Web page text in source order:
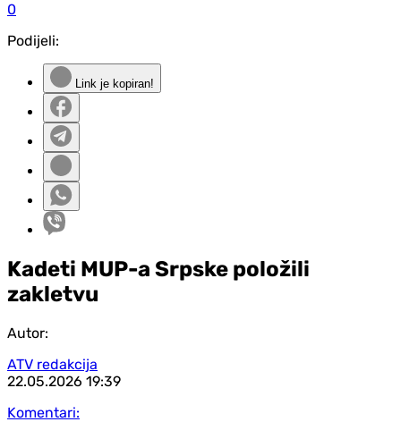
0
Podijeli:
Link je kopiran!
Kadeti MUP-a Srpske položili
zakletvu
Autor:
ATV redakcija
22.05.2026 19:39
Komentari: